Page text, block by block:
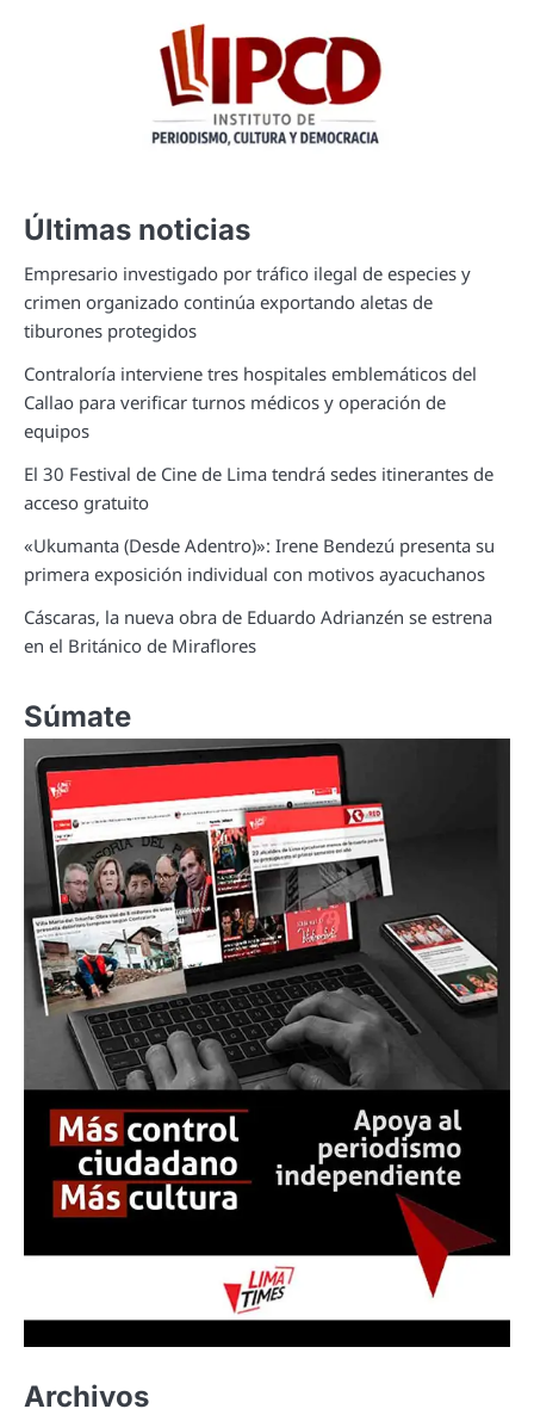
Últimas noticias
Empresario investigado por tráfico ilegal de especies y
crimen organizado continúa exportando aletas de
tiburones protegidos
Contraloría interviene tres hospitales emblemáticos del
Callao para verificar turnos médicos y operación de
equipos
El 30 Festival de Cine de Lima tendrá sedes itinerantes de
acceso gratuito
«Ukumanta (Desde Adentro)»: Irene Bendezú presenta su
primera exposición individual con motivos ayacuchanos
Cáscaras, la nueva obra de Eduardo Adrianzén se estrena
en el Británico de Miraflores
Súmate
Archivos